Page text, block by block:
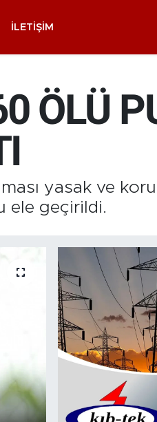
İLETIŞIM
ÖLÜ
yasak ve
ele geçirildi.